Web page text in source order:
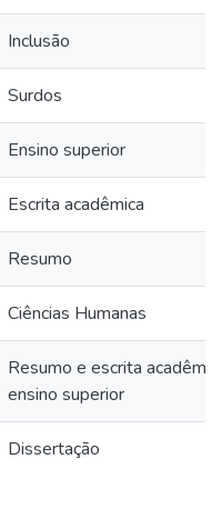
Inclusão
Surdos
Ensino superior
Escrita acadêmica
Resumo
Ciências Humanas
Resumo e escrita
ensino superior
Dissertação